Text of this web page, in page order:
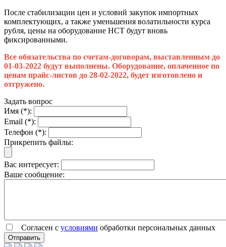
После стабилизации цен и условий закупок импортных
комплектующих, а также уменьшения волатильности курса
рубля, цены на оборудование НСТ будут вновь
фиксированными.
Все обязательства по счетам-договорам, выставленным до
01-03-2022 будут выполнены. Оборудование, оплаченное по
ценам прайс-листов до 28-02-2022, будет изготовлено и
отгружено.
Задать вопрос
Имя (*):
Email (*):
Телефон (*):
Прикрепить файлы:
Вас интересует:
Ваше сообщение:
Согласен с условиями обработки персональных данных